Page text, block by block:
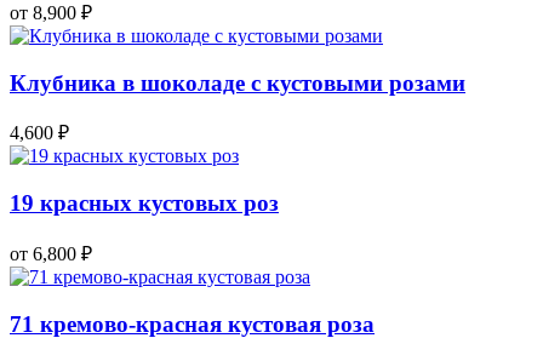
от 8,900 ₽
Клубника в шоколаде с кустовыми розами
4,600 ₽
19 красных кустовых роз
от 6,800 ₽
71 кремово-красная кустовая роза